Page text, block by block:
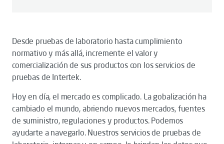
Desde pruebas de laboratorio hasta cumplimiento
normativo y más allá, incremente el valor y
comercialización de sus productos con los servicios de
pruebas de Intertek.
Hoy en día, el mercado es complicado. La gobalización ha
cambiado el mundo, abriendo nuevos mercados, fuentes
de suministro, regulaciones y productos. Podemos
ayudarte a navegarlo. Nuestros servicios de pruebas de